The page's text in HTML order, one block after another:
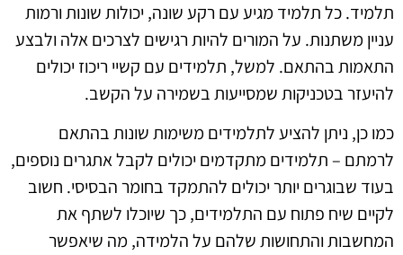
תלמיד. כל תלמיד מגיע עם רקע שונה, יכולות שונות ורמות
עניין משתנות. על המורים להיות רגישים לצרכים אלה ולבצע
התאמות בהתאם. למשל, תלמידים עם קשיי ריכוז יכולים
להיעזר בטכניקות שמסייעות בשמירה על הקשב.
כמו כן, ניתן להציע לתלמידים משימות שונות בהתאם
לרמתם – תלמידים מתקדמים יכולים לקבל אתגרים נוספים,
בעוד שבוגרים יותר יכולים להתמקד בחומר הבסיסי. חשוב
לקיים שיח פתוח עם התלמידים, כך שיוכלו לשתף את
המחשבות והתחושות שלהם על הלמידה, מה שיאפשר